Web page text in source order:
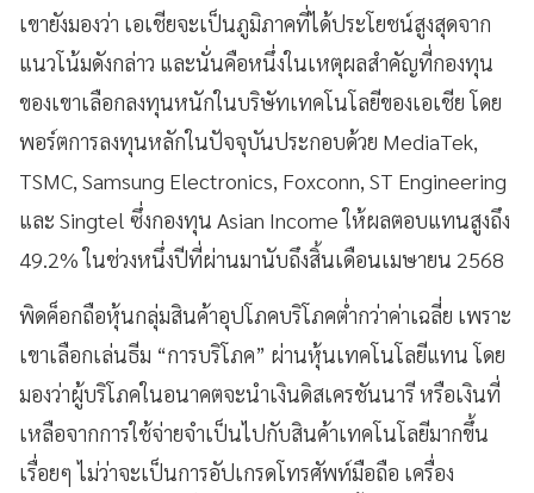
เขายังมองว่า เอเชียจะเป็นภูมิภาคที่ได้ประโยชน์สูงสุดจาก
แนวโน้มดังกล่าว และนั่นคือหนึ่งในเหตุผลสำคัญที่กองทุน
ของเขาเลือกลงทุนหนักในบริษัทเทคโนโลยีของเอเชีย โดย
พอร์ตการลงทุนหลักในปัจจุบันประกอบด้วย MediaTek,
TSMC, Samsung Electronics, Foxconn, ST Engineering
และ Singtel ซึ่งกองทุน Asian Income ให้ผลตอบแทนสูงถึง
49.2% ในช่วงหนึ่งปีที่ผ่านมานับถึงสิ้นเดือนเมษายน 2568
พิดค็อกถือหุ้นกลุ่มสินค้าอุปโภคบริโภคต่ำกว่าค่าเฉลี่ย เพราะ
เขาเลือกเล่นธีม “การบริโภค” ผ่านหุ้นเทคโนโลยีแทน โดย
มองว่าผู้บริโภคในอนาคตจะนำเงินดิสเครชันนารี หรือเงินที่
เหลือจากการใช้จ่ายจำเป็นไปกับสินค้าเทคโนโลยีมากขึ้น
เรื่อยๆ ไม่ว่าจะเป็นการอัปเกรดโทรศัพท์มือถือ เครื่อง